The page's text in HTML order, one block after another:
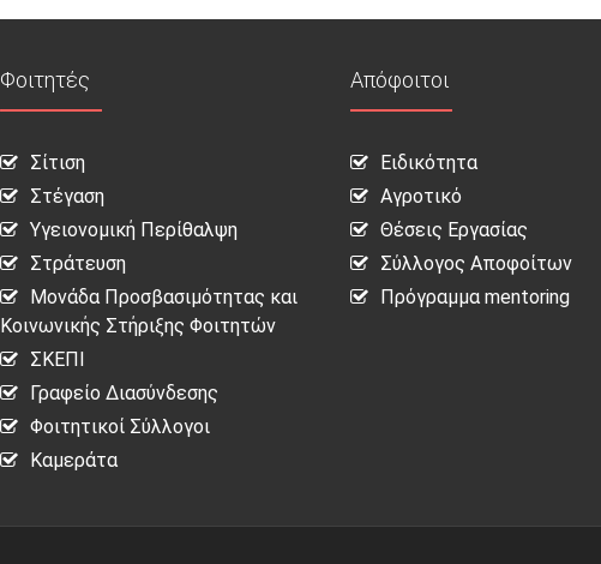
Φοιτητές
Σίτιση
Στέγαση
Υγειονομική Περίθαλψη
Στράτευση
Μονάδα Προσβασιμότητας και
Κοινωνικής Στήριξης Φοιτητών
ΣΚΕΠΙ
Γραφείο Διασύνδεσης
Φοιτητικοί Σύλλογοι
Καμεράτα
Απόφοιτοι
Ειδικότητα
Αγροτικό
Θέσεις Εργασίας
Σύλλογος Αποφοίτων
Πρόγραμμα mentoring